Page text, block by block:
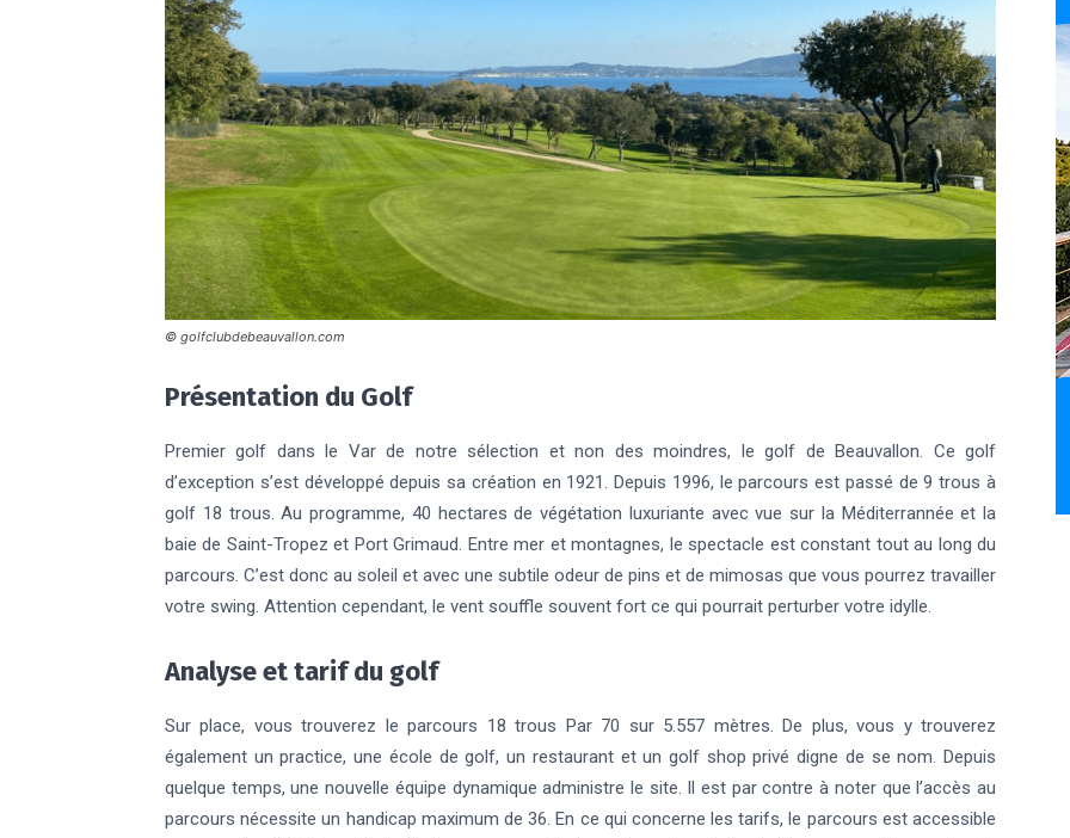
© golfclubdebeauvallon.com
Présentation du Golf
Premier golf dans le Var de notre sélection et non des moindres, le golf de Beauvallon. Ce golf
d’exception s’est développé depuis sa création en 1921. Depuis 1996, le parcours est passé de 9 trous à
golf 18 trous. Au programme, 40 hectares de végétation luxuriante avec vue sur la Méditerrannée et la
baie de Saint-Tropez et Port Grimaud. Entre mer et montagnes, le spectacle est constant tout au long du
parcours. C’est donc au soleil et avec une subtile odeur de pins et de mimosas que vous pourrez travailler
votre swing. Attention cependant, le vent souffle souvent fort ce qui pourrait perturber votre idylle.
Analyse et tarif du golf
Sur place, vous trouverez le parcours 18 trous Par 70 sur 5.557 mètres. De plus, vous y trouverez
également un practice, une école de golf, un restaurant et un golf shop privé digne de se nom. Depuis
quelque temps, une nouvelle équipe dynamique administre le site. Il est par contre à noter que l’accès au
parcours nécessite un handicap maximum de 36. En ce qui concerne les tarifs, le parcours est accessible